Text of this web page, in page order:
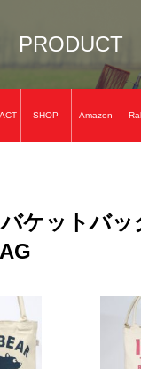
PRODUCT
ケットバッ
SHOP Amazon